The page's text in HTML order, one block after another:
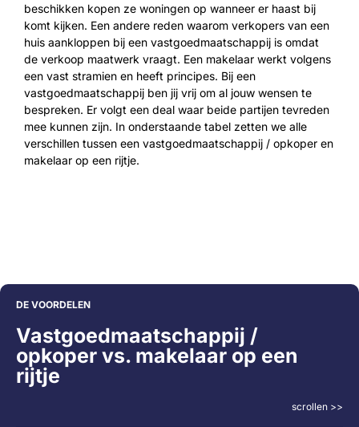
beschikken kopen ze woningen op wanneer er haast bij
komt kijken. Een andere reden waarom verkopers van een
huis aankloppen bij een vastgoedmaatschappij is omdat
de verkoop maatwerk vraagt. Een makelaar werkt volgens
een vast stramien en heeft principes. Bij een
vastgoedmaatschappij ben jij vrij om al jouw wensen te
bespreken. Er volgt een deal waar beide partijen tevreden
mee kunnen zijn. In onderstaande tabel zetten we alle
verschillen tussen een vastgoedmaatschappij / opkoper en
makelaar op een rijtje.
DE VOORDELEN
Vastgoedmaatschappij /
opkoper vs. makelaar op een
rijtje
scrollen >>